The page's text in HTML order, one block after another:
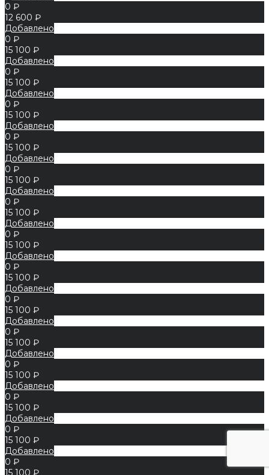
0 ₽
12 600 ₽
Добавлено
0 ₽
15 100 ₽
Добавлено
0 ₽
15 100 ₽
Добавлено
0 ₽
15 100 ₽
Добавлено
0 ₽
15 100 ₽
Добавлено
0 ₽
15 100 ₽
Добавлено
0 ₽
15 100 ₽
Добавлено
0 ₽
15 100 ₽
Добавлено
0 ₽
15 100 ₽
Добавлено
0 ₽
15 100 ₽
Добавлено
0 ₽
15 100 ₽
Добавлено
0 ₽
15 100 ₽
Добавлено
0 ₽
15 100 ₽
Добавлено
0 ₽
15 100 ₽
Добавлено
0 ₽
15 100 ₽